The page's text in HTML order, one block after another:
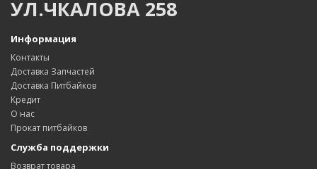
УЛ.ЧКАЛОВА 258
Информация
Контакты
Доставка Запчастей
Доставка Питбайков
Кредит
О нас
Прокат питбайков
Служба поддержки
Возврат товара